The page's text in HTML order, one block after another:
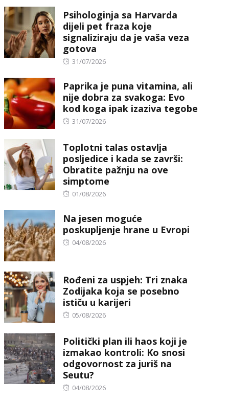
Psihologinja sa Harvarda
dijeli pet fraza koje
signaliziraju da je vaša veza
gotova
Posted
31/07/2026
Paprika je puna vitamina, ali
nije dobra za svakoga: Evo
kod koga ipak izaziva tegobe
Posted
31/07/2026
Toplotni talas ostavlja
posljedice i kada se završi:
Obratite pažnju na ove
simptome
Posted
01/08/2026
Na jesen moguće
poskupljenje hrane u Evropi
Posted
04/08/2026
Rođeni za uspjeh: Tri znaka
Zodijaka koja se posebno
ističu u karijeri
Posted
05/08/2026
Politički plan ili haos koji je
izmakao kontroli: Ko snosi
odgovornost za juriš na
Seutu?
Posted
04/08/2026